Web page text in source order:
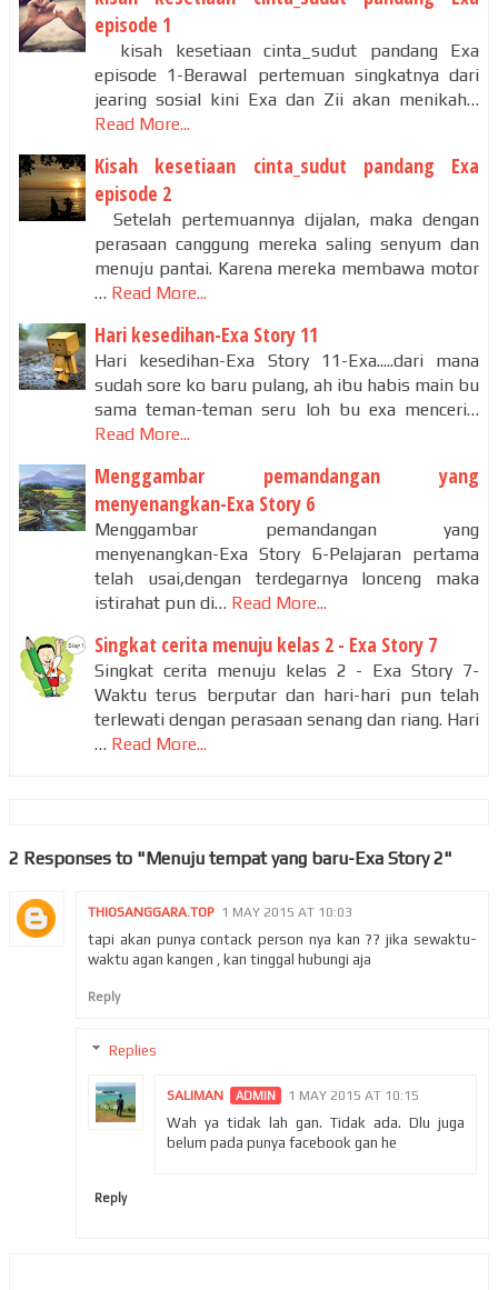
episode 1
kisah kesetiaan cinta_sudut pandang Exa
episode 1-Berawal pertemuan singkatnya dari
jearing sosial kini Exa dan Zii akan menikah…
Read More...
Kisah kesetiaan cinta_sudut pandang Exa
episode 2
Setelah pertemuannya dijalan, maka dengan
perasaan canggung mereka saling senyum dan
menuju pantai. Karena mereka membawa motor
… Read More...
Hari kesedihan-Exa Story 11
Hari kesedihan-Exa Story 11-Exa.....dari mana
sudah sore ko baru pulang, ah ibu habis main bu
sama teman-teman seru loh bu exa menceri…
Read More...
Menggambar pemandangan yang
menyenangkan-Exa Story 6
Menggambar pemandangan yang
menyenangkan-Exa Story 6-Pelajaran pertama
telah usai,dengan terdegarnya lonceng maka
istirahat pun di… Read More...
Singkat cerita menuju kelas 2 - Exa Story 7
Singkat cerita menuju kelas 2 - Exa Story 7-
Waktu terus berputar dan hari-hari pun telah
terlewati dengan perasaan senang dan riang. Hari
… Read More...
2 Responses to "Menuju tempat yang baru-Exa Story 2"
THIOSANGGARA.TOP 1 MAY 2015 AT 10:03
tapi akan punya contack person nya kan ?? jika sewaktu-
waktu agan kangen , kan tinggal hubungi aja
Reply
Replies
SALIMAN 1 MAY 2015 AT 10:15
Wah ya tidak lah gan. Tidak ada. Dlu juga
belum pada punya facebook gan he
Reply